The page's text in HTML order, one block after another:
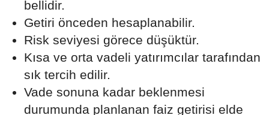
bellidir.
Getiri önceden hesaplanabilir.
Risk seviyesi görece düşüktür.
Kısa ve orta vadeli yatırımcılar tarafından
sık tercih edilir.
Vade sonuna kadar beklenmesi
durumunda planlanan faiz getirisi elde